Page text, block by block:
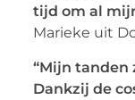
tijd om al
Marieke uit
“Mijn tanden
Dankzij de